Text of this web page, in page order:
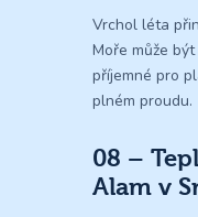
Vrchol léta
Moře může
příjemné pro
plném proudu.
08 –
Alam v